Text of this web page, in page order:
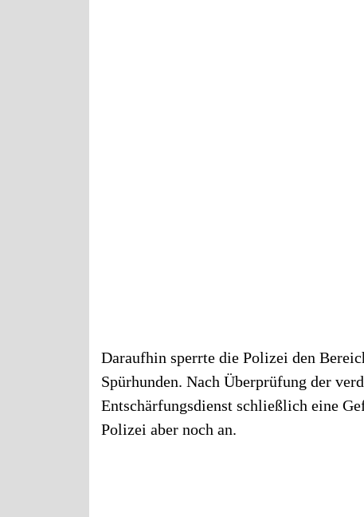
Daraufhin sperrte die Polizei den
Spürhunden. Nach Überprüfung der
Entschärfungsdienst schließlich eine
Polizei aber noch an.